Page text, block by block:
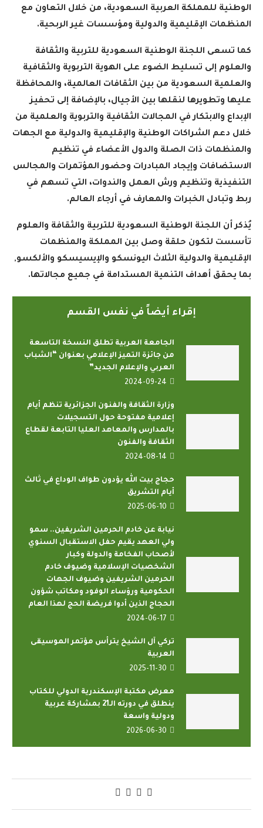
الوطنية للمملكة العربية السعودية، من خلال التعاون مع
المنظمات الإقليمية والدولية ومؤسسات غير الربحية.
كما تسعى اللجنة الوطنية السعودية للتربية والثقافة
والعلوم إلى تسليط الضوء على الهوية التربوية والثقافية
والعلمية السعودية من بين الثقافات العالمية، والمحافظة
عليها وتطويرها لنقلها بين الأجيال، بالإضافة إلى تحفيز
الإبداع والابتكار في المجالات الثقافية والتربوية والعلمية من
خلال دعم الشراكات الوطنية والإقليمية والدولية مع الجهات
والمنظمات ذات الصلة والدول الأعضاء في تنظيم
الاستضافات وإيجاد المبادرات وحضور المؤتمرات والمجالس
التنفيذية وتنظيم ورش العمل والندوات، التي تسهم في
ربط وتبادل الخبرات والمعارف في أرجاء العالم.
يُذكر أن اللجنة الوطنية السعودية للتربية والثقافة والعلوم
تأسست لتكون حلقة وصل بين المملكة والمنظمات
الإقليمية والدولية الثلاث اليونسكو والإيسيسكو والألكسو,
بما يحقق أهداف التنمية المستدامة في جميع مجالاتها.
إقراء أيضاً في نفس القسم
الجامعة العربية تطلق النسخة التاسعة
من جائزة التميز الإعلامي بعنوان “الشباب
العربي والإعلام الجديد”
2024-09-24
وزارة الثقافة والفنون الجزائرية تنظم أيام
إعلامية مفتوحة حول التسجيلات
بالمدارس والمعاهد العليا التابعة لقطاع
الثقافة والفنون
2024-08-14
حجاج بيت الله يؤدون طواف الوداع في ثالث
أيام التشريق
2025-06-10
نيابة عن خادم الحرمين الشريفين.. سمو
ولي العهد يقيم حفل الاستقبال السنوي
لأصحاب الفخامة والدولة وكبار
الشخصيات الإسلامية وضيوف خادم
الحرمين الشريفين وضيوف الجهات
الحكومية ورؤساء الوفود ومكاتب شؤون
الحجاج الذين أدوا فريضة الحج لهذا العام
2024-06-17
تركي آل الشيخ يترأس مؤتمر الموسيقى
العربية
2025-11-30
معرض مكتبة الإسكندرية الدولي للكتاب
ينطلق في دورته الـ21 بمشاركة عربية
ودولية واسعة
2026-06-30